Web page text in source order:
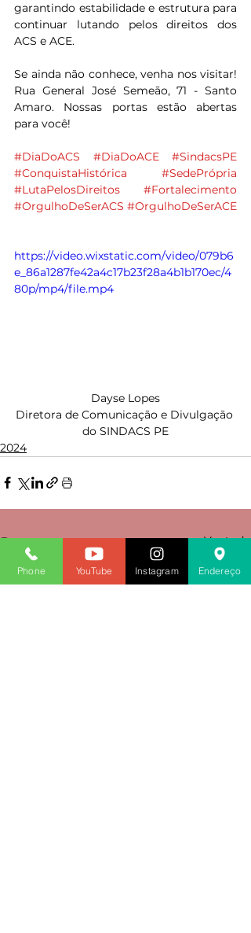
garantindo estabilidade e estrutura para
continuar lutando pelos direitos dos
ACS e ACE.
Se ainda não conhece, venha nos visitar!
Rua General José Semeão, 71 - Santo
Amaro. Nossas portas estão abertas
para você!
#DiaDoACS #DiaDoACE
#SindacsPE
#ConquistaHistórica
#SedePrópria
#LutaPelosDireitos
#Fortalecimento
#OrgulhoDeSerACS #OrgulhoDeSerACE
https://video.wixstatic.com/video/079b6
e_86a1287fe42a4c17b23f28a4b1b170ec/4
80p/mp4/file.mp4
Dayse Lopes
Diretora de Comunicação e Divulgação
do SINDACS PE
2024
Posts recentes Ver tudo
Phone YouTube Instagram Endereço